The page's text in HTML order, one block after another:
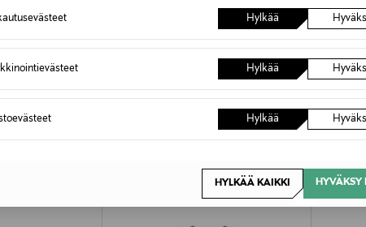
Hylkää
Hylkää
Hylkää
HYLKÄÄ KAIKKI HYVÄKSY